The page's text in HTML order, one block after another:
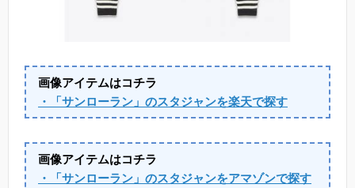
画像アイテムはコチラ
・「サンローラン」のスタジャンを楽天で探す
画像アイテムはコチラ
・「サンローラン」のスタジャンをアマゾンで探す